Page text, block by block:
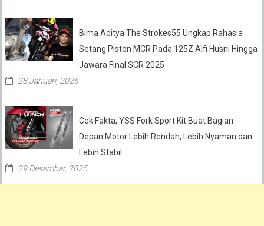
Bima Aditya The Strokes55 Ungkap Rahasia
Setang Piston MCR Pada 125Z Alfi Husni Hingga
Jawara Final SCR 2025
28 Januari, 2026
Cek Fakta, YSS Fork Sport Kit Buat Bagian
Depan Motor Lebih Rendah, Lebih Nyaman dan
Lebih Stabil
29 Desember, 2025